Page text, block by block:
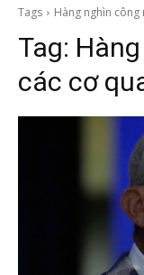
Tags Hàng nghìn công
Tag:
các cơ